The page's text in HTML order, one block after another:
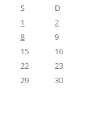
S
D
1
2
8
9
15
16
22
23
29
30